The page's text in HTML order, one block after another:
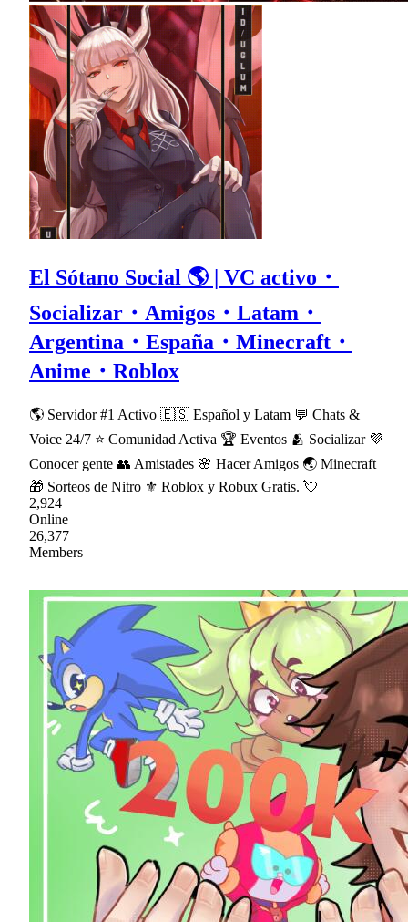
El Sótano Social 🌎 | VC activo・
Socializar・Amigos・Latam・
Argentina・España・Minecraft・
Anime・Roblox
🌎 Servidor #1 Activo 🇪🇸 Español y Latam 💬 Chats &
Voice 24/7 ⭐ Comunidad Activa 🏆 Eventos 🫂 Socializar 💜
Conocer gente 👥 Amistades 🌸 Hacer Amigos 🌏 Minecraft
🎁 Sorteos de Nitro ⚜ Roblox y Robux Gratis. 💘
2,924
Online
26,377
Members